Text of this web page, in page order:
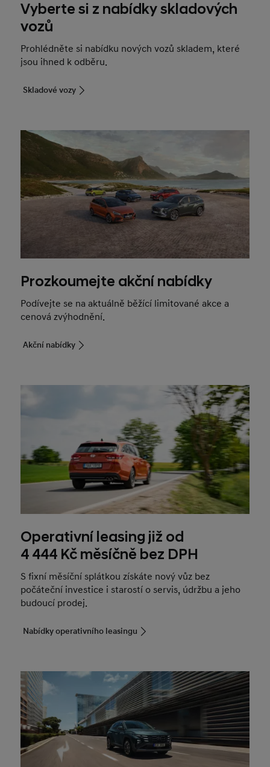
Vyberte si z nabídky skladových
vozů
Prohlédněte si nabídku nových vozů skladem, které
jsou ihned k odběru.
Skladové vozy
Prozkoumejte akční nabídky
Podívejte se na aktuálně běžící limitované akce a
cenová zvýhodnění.
Akční nabídky
Operativní leasing již od
4 444 Kč měsíčně bez DPH
S fixní měsíční splátkou získáte nový vůz bez
počáteční investice i starostí o servis, údržbu a jeho
budoucí prodej.
Nabídky operativního leasingu